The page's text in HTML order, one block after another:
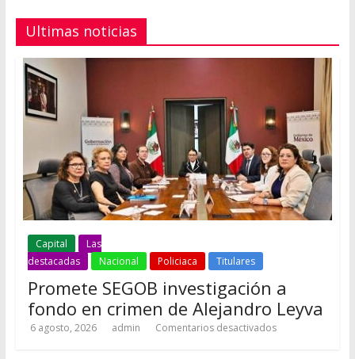
Ultimas noticias
Capital
Las
destacadas
Nacional Policiaca Titulares
Promete SEGOB investigación a
fondo en crimen de Alejandro Leyva
6 agosto, 2026 admin Comentarios desactivados